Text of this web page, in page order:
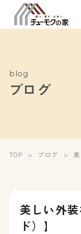
blog
ブログ
TOP ブログ
美しい外
ド）】